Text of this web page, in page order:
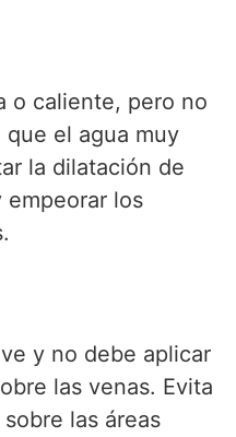
o caliente, pero no
el agua muy
la dilatación de
empeorar los
y no debe aplicar
las venas. Evita
las áreas